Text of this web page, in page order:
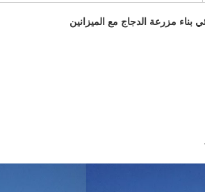
بناء مزرعة الدجاج مع الميزانين